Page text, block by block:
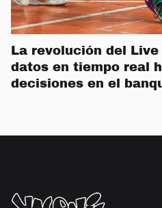
La revolución del
datos en tiempo real
decisiones en el